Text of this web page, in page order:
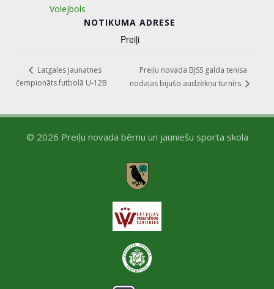
Volejbols
NOTIKUMA ADRESE
Preiļi
Latgales Jaunatnes
čempionāts futbolā U-12B
Preiļu novada BJSS galda tenisa
nodaļas bijušo audzēkņu turnīrs
© 2026 Preiļu novada bērnu un jauniešu sporta skola